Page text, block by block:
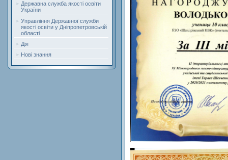
Державна служба якості освіти
України
Управління Державної служби
якості освіти у Дніпропетровській
області
Дія
Нові знання